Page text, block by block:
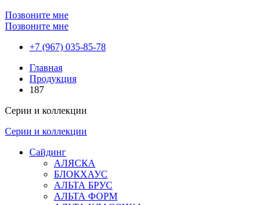
Позвоните мне
Позвоните мне
+7 (967) 035-85-78
Главная
Продукция
187
Серии и коллекции
Серии и коллекции
Сайдинг
АЛЯСКА
БЛОКХАУС
АЛЬТА БРУС
АЛЬТА ФОРМ